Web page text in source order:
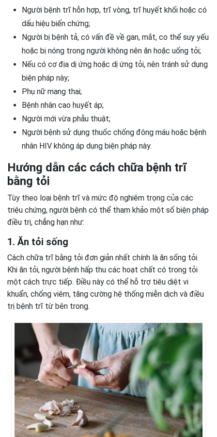
Người bệnh trĩ hỗn hợp, trĩ vòng, trĩ huyết khối hoặc có
dấu hiệu biến chứng;
Người bị bệnh tả, có vấn đề về gan, mắt, co thể suy yếu
hoặc bị nóng trong người không nên ăn hoặc uống tỏi;
Nếu có cơ địa dị ứng hoặc dị ứng tỏi, nên tránh sử dụng
biện pháp này;
Phụ nữ mang thai;
Bệnh nhân cao huyết áp;
Người mới vừa phẫu thuật;
Người bệnh sử dụng thuốc chống đông máu hoặc bệnh
nhân HIV không áp dụng biện pháp này.
Hướng dẫn các cách chữa bệnh trĩ
bằng tỏi
Tùy theo loại bệnh trĩ và mức độ nghiêm trọng của các
triệu chứng, người bệnh có thể tham khảo một số biện pháp
điều trị, chẳng hạn như:
1. Ăn tỏi sống
Cách chữa trĩ bằng tỏi đơn giản nhất chính là ăn sống tỏi.
Khi ăn tỏi, người bệnh hấp thu các hoạt chất có trong tỏi
một cách trực tiếp. Điều này có thể hỗ trợ tiêu diệt vi
khuẩn, chống viêm, tăng cường hệ thống miễn dịch và điều
trị bệnh trĩ từ bên trong.